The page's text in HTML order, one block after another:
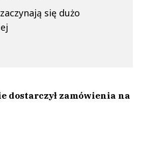
się dużo
dostarczył zamówienia na